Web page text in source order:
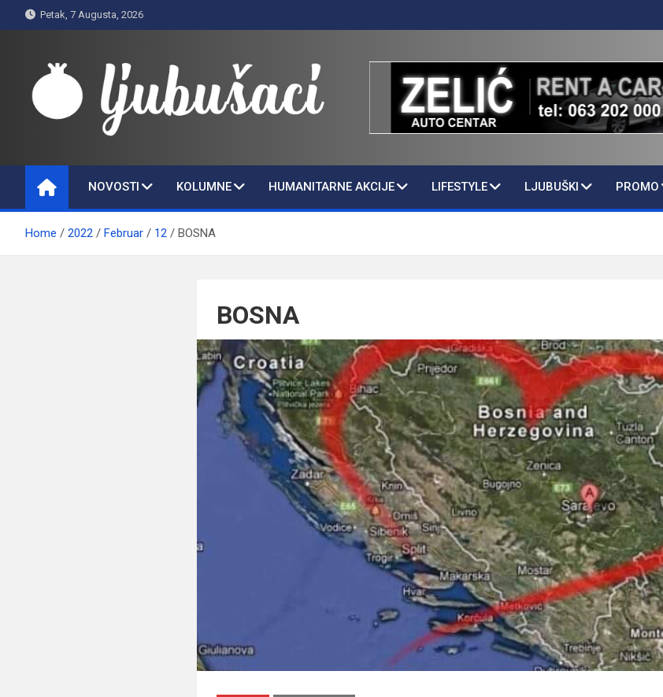
to
Petak, 7 Augusta, 2026
Ljubušaci
NOVOSTI KOLUMNE HUMANITARNE AKCIJE LIFESTYLE LJUBUŠKI PROMO
Home 2022 Februar 12 BOSNA
BOSNA